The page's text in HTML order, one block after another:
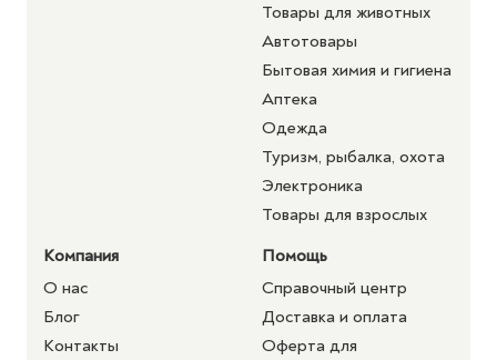
Товары для животных
Автотовары
Бытовая химия и гигиена
Аптека
Одежда
Туризм, рыбалка, охота
Электроника
Товары для взрослых
Компания
О нас
Блог
Контакты
Помощь
Справочный центр
Доставка и оплата
Оферта для